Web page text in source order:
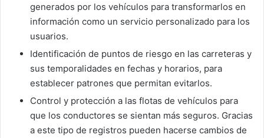
generados por los vehículos para transformarlos en
información como un servicio personalizado para los
usuarios.
Identificación de puntos de riesgo en las carreteras y
sus temporalidades en fechas y horarios, para
establecer patrones que permitan evitarlos.
Control y protección a las flotas de vehículos para
que los conductores se sientan más seguros. Gracias
a este tipo de registros pueden hacerse cambios de